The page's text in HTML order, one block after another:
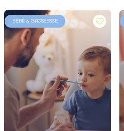
BÉBÉ & GROSSESSE